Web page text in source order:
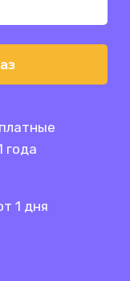
года
1 дня